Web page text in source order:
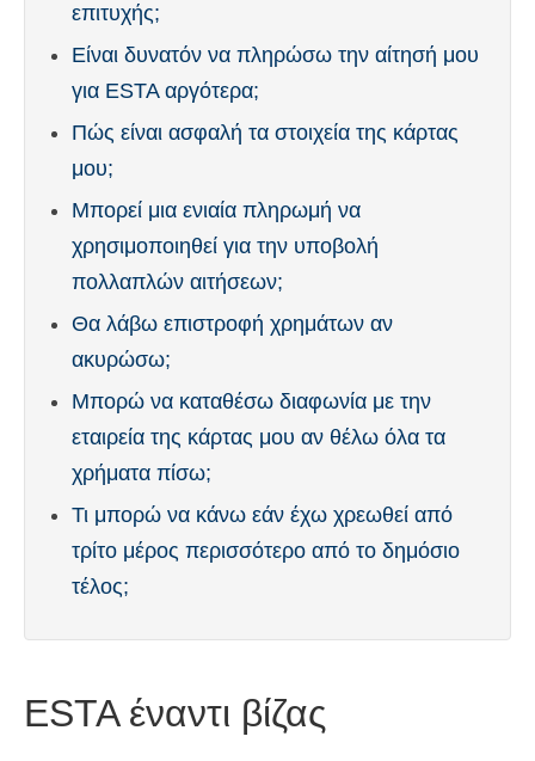
επιτυχής;
Είναι δυνατόν να πληρώσω την αίτησή μου
για ESTA αργότερα;
Πώς είναι ασφαλή τα στοιχεία της κάρτας
μου;
Μπορεί μια ενιαία πληρωμή να
χρησιμοποιηθεί για την υποβολή
πολλαπλών αιτήσεων;
Θα λάβω επιστροφή χρημάτων αν
ακυρώσω;
Μπορώ να καταθέσω διαφωνία με την
εταιρεία της κάρτας μου αν θέλω όλα τα
χρήματα πίσω;
Τι μπορώ να κάνω εάν έχω χρεωθεί από
τρίτο μέρος περισσότερο από το δημόσιο
τέλος;
ESTA έναντι βίζας